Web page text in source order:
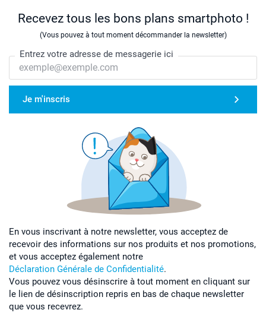
Recevez tous les bons plans smartphoto !
(Vous pouvez à tout moment décommander la newsletter)
Entrez votre adresse de messagerie ici
Je m'inscris
En vous inscrivant à notre newsletter, vous acceptez de
recevoir des informations sur nos produits et nos promotions,
et vous acceptez également notre
Déclaration Générale de Confidentialité.
Vous pouvez vous désinscrire à tout moment en cliquant sur
le lien de désinscription repris en bas de chaque newsletter
que vous recevrez.